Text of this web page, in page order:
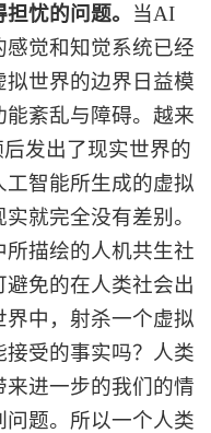
忧的问题。 当AI
觉和知觉系统已经
世界的边界日益模
紊乱与障碍。越来
发出了现实世界的
智能所生成的虚拟
就完全没有差别。
描绘的人机共生社
免的在人类社会出
中，射杀一个虚拟
受的事实吗？人类
进一步的我们的情
题。所以一个人类